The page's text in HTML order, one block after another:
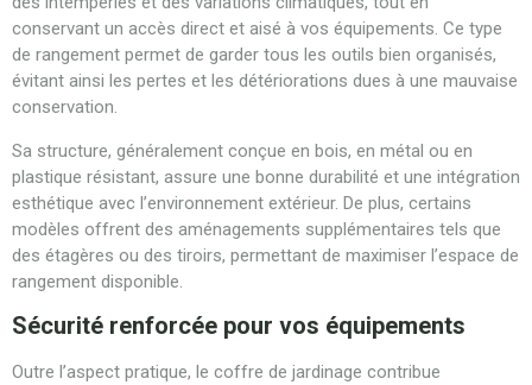
conservant un accès direct et aisé à vos équipements. Ce type
de rangement permet de garder tous les outils bien organisés,
évitant ainsi les pertes et les détériorations dues à une mauvaise
conservation.
Sa structure, généralement conçue en bois, en métal ou en
plastique résistant, assure une bonne durabilité et une intégration
esthétique avec l’environnement extérieur. De plus, certains
modèles offrent des aménagements supplémentaires tels que
des étagères ou des tiroirs, permettant de maximiser l’espace de
rangement disponible.
Sécurité renforcée pour vos équipements
Outre l’aspect pratique, le coffre de jardinage contribue